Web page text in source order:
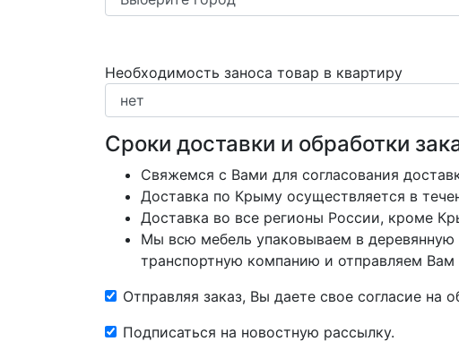
Необходимость заноса товар в квартиру
Сроки доставки и обработки
Свяжемся с Вами для согласования
Доставка по Крыму осуществляется в
Доставка во все регионы России, кроме
Мы всю мебель упаковываем в
транспортную компанию и отправляем Вам
Отправляя заказ, Вы даете свое согласие на
Подписаться на новостную рассылку.